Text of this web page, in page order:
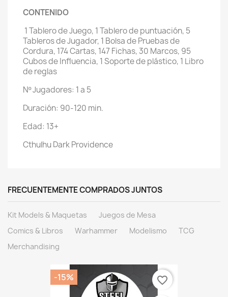
CONTENIDO
1 Tablero de Juego, 1 Tablero de puntuación, 5
Tableros de Jugador, 1 Bolsa de Pruebas de
Cordura, 174 Cartas, 147 Fichas, 30 Marcos, 95
Cubos de Influencia, 1 Soporte de plástico, 1 Libro
de reglas
Nº Jugadores: 1 a 5
Duración: 90-120 min.
Edad: 13+
Cthulhu Dark Providence
FRECUENTEMENTE COMPRADOS JUNTOS
Kit Models & Maquetas
Juegos de Mesa
Comics & Libros
Warhammer Modelismo
TCG
Merchandising
-15% favorite_border